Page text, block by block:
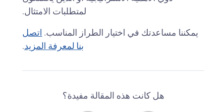
لمتطلبات الامتثال.
يمكننا مساعدتك في اختيار الطراز المناسب. اتصل
بنا لمعرفة المزيد.
هل كانت هذه المقالة مفيدة؟